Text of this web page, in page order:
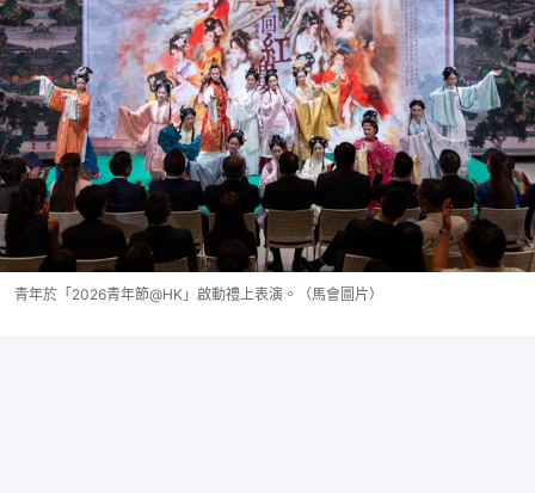
青年於「2026青年節@HK」啟動禮上表演。（馬會圖片）